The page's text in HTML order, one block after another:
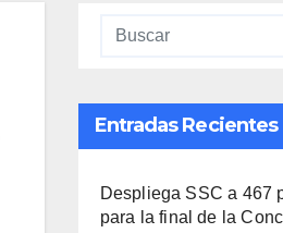
Entradas Recientes
Despliega SSC a 467
para la final de la